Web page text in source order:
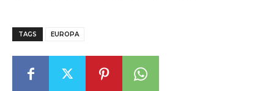
TAGS EUROPA